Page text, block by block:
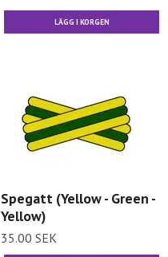
Spegatt (Yellow - Green -
Yellow)
35.00 SEK